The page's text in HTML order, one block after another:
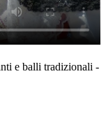
e balli tradizionali -